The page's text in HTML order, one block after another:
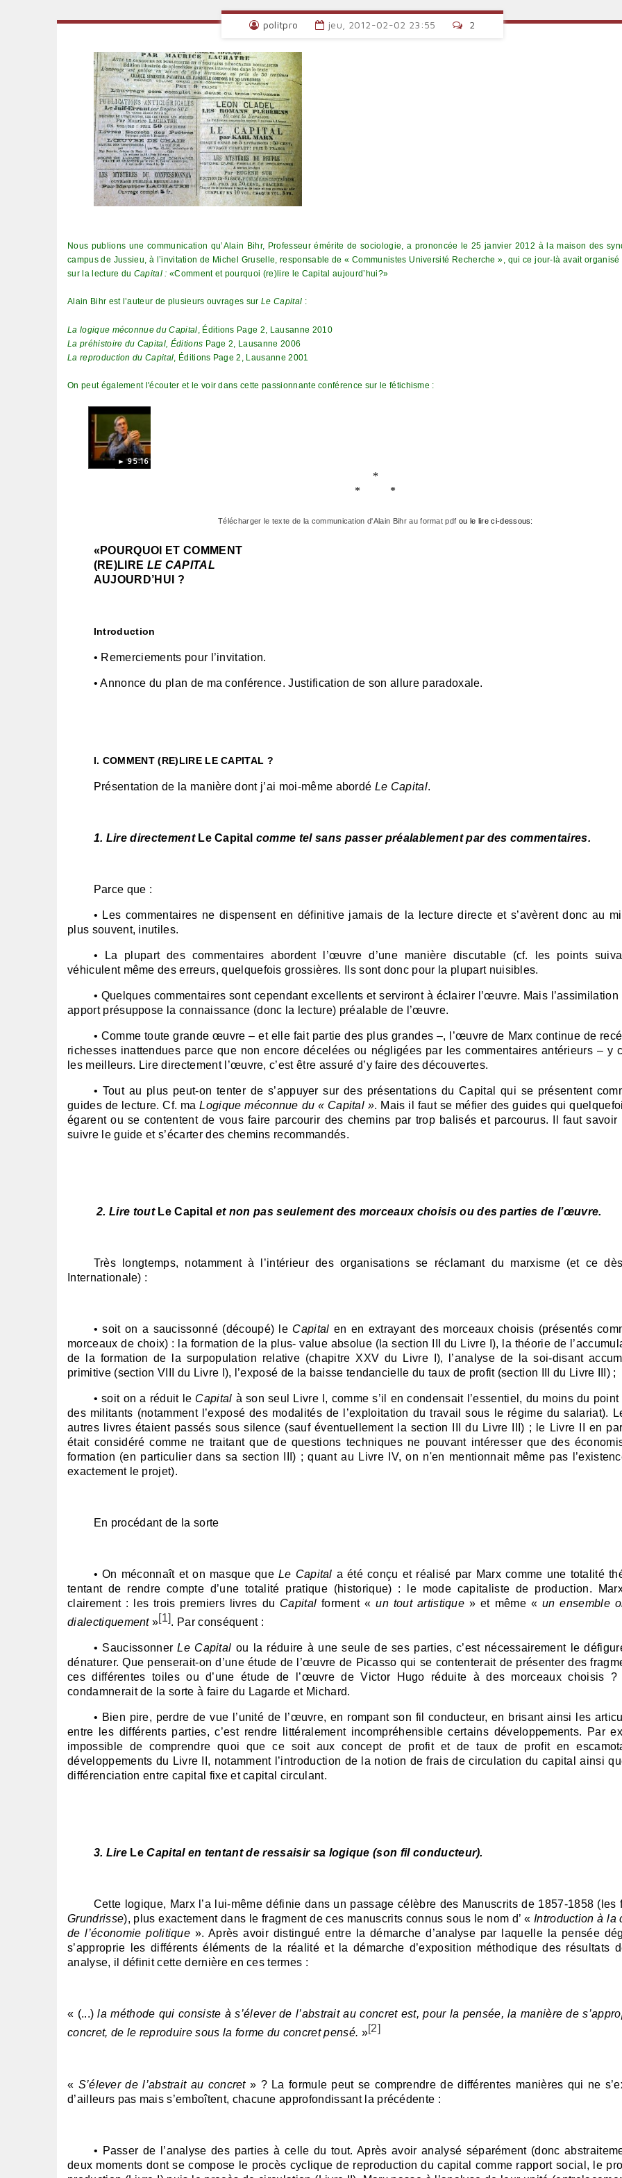
politpro jeu, 2012-02-02 23:55 2
Nous publions une communication qu’Alain Bihr, Professeur émérite de sociologie, a prononcée le 25 janvier 2012 à la maison des
campus de Jussieu, à l’invitation de Michel Gruselle, responsable de « Communistes Université Recherche », qui ce jour-là avait
sur la lecture du Capital : «Comment et pourquoi (re)lire le Capital aujourd’hui?»
Alain Bihr est l’auteur de plusieurs ouvrages sur Le Capital :
La logique méconnue du Capital , Éditions Page 2, Lausanne 2010
La préhistoire du Capital, Éditions Page 2, Lausanne 2006
La reproduction du Capital , Éditions Page 2, Lausanne 2001
On peut également l'écouter et le voir dans cette passionnante conférence sur le fétichisme :
► 95:16
► 95:16
*
* *
Télécharger le texte de la communication d'Alain Bihr au format pdf ou le lire ci-dessous:
«POURQUOI ET COMMENT
(RE)LIRE LE CAPITAL
AUJOURD’HUI ?
Introduction
• Remerciements pour l’invitation.
• Annonce du plan de ma conférence. Justification de son allure paradoxale.
I. COMMENT (RE)LIRE LE CAPITAL ?
Présentation de la manière dont j’ai moi-même abordé Le Capital.
1. Lire directement Le Capital comme tel sans passer préalablement par des commentaires.
Parce que :
• Les commentaires ne dispensent en définitive jamais de la lecture directe et s’avèrent donc au
plus souvent, inutiles.
• La plupart des commentaires abordent l’œuvre d’une manière discutable (cf. les points
véhiculent même des erreurs, quelquefois grossières. Ils sont donc pour la plupart nuisibles.
• Quelques commentaires sont cependant excellents et serviront à éclairer l’œuvre. Mais l’assimilation
apport présuppose la connaissance (donc la lecture) préalable de l’œuvre.
• Comme toute grande œuvre – et elle fait partie des plus grandes –, l’œuvre de Marx continue de
richesses inattendues parce que non encore décelées ou négligées par les commentaires antérieurs – y
les meilleurs. Lire directement l’œuvre, c’est être assuré d’y faire des découvertes.
• Tout au plus peut-on tenter de s’appuyer sur des présentations du Capital qui se présentent
guides de lecture. Cf. maLogique méconnue du « Capital ». Mais il faut se méfier des guides qui
égarent ou se contentent de vous faire parcourir des chemins par trop balisés et parcourus. Il faut savoir
suivre le guide et s’écarter des chemins recommandés.
2. Lire tout Le Capital et non pas seulement des morceaux choisis ou des parties de l’œuvre.
Très longtemps, notamment à l’intérieur des organisations se réclamant du marxisme (et ce
Internationale) :
• soit on a saucissonné (découpé) le Capital en en extrayant des morceaux choisis (présentés
morceaux de choix) : la formation de la plus- value absolue (la section III du Livre I), la théorie de
de la formation de la surpopulation relative (chapitre XXV du Livre I), l’analyse de la soi-disant
primitive (section VIII du Livre I), l’exposé de la baisse tendancielle du taux de profit (section III du Livre III) ;
• soit on a réduit le Capital à son seul Livre I, comme s’il en condensait l’essentiel, du moins du
des militants (notamment l’exposé des modalités de l’exploitation du travail sous le régime du salariat).
autres livres étaient passés sous silence (sauf éventuellement la section III du Livre III) ; le Livre II en
était considéré comme ne traitant que de questions techniques ne pouvant intéresser que des
formation (en particulier dans sa section III) ; quant au Livre IV, on n'en mentionnait même pas
exactement le projet).
En procédant de la sorte
• On méconnaît et on masque que Le Capital a été conçu et réalisé par Marx comme une totalité
tentant de rendre compte d’une totalité pratique (historique) : le mode capitaliste de production.
clairement : les trois premiers livres du Capital forment «un tout artistique » et même « un ensemble
dialectiquement»[1]. Par conséquent :
• SaucissonnerLe Capital ou la réduire à une seule de ses parties, c’est nécessairement le
dénaturer. Que penserait-on d’une étude de l’œuvre de Picasso qui se contenterait de présenter des
ces différentes toiles ou d’une étude de l’œuvre de Victor Hugo réduite à des morceaux choisis
condamnerait de la sorte à faire du Lagarde et Michard.
• Bien pire, perdre de vue l’unité de l’œuvre, en rompant son fil conducteur, en brisant ainsi les
entre les différents parties, c’est rendre littéralement incompréhensible certains développements. Par
impossible de comprendre quoi que ce soit aux concept de profit et de taux de profit en
développements du Livre II, notamment l’introduction de la notion de frais de circulation du capital ainsi
différenciation entre capital fixe et capital circulant.
3. Lire Le Capital en tentant de ressaisir sa logique (son fil conducteur).
Cette logique, Marx l’a lui-même définie dans un passage célèbre des Manuscrits de 1857-1858 (les
Grundrisse), plus exactement dans le fragment de ces manuscrits connus sous le nom d’ « Introduction à la
de l’économie politique ». Après avoir distingué entre la démarche d’analyse par laquelle la pensée
s’approprie les différents éléments de la réalité et la démarche d’exposition méthodique des résultats
analyse, il définit cette dernière en ces termes :
« (...)la méthode qui consiste à s’élever de l’abstrait au concret est, pour la pensée, la manière de
concret, de le reproduire sous la forme du concret pensé. »[2]
« S’élever de l’abstrait au concret» ? La formule peut se comprendre de différentes manières qui ne
d’ailleurs pas mais s’emboîtent, chacune approfondissant la précédente :
• Passer de l’analyse des parties à celle du tout. Après avoir analysé séparément (donc
deux moments dont se compose le procès cyclique de reproduction du capital comme rapport social, le